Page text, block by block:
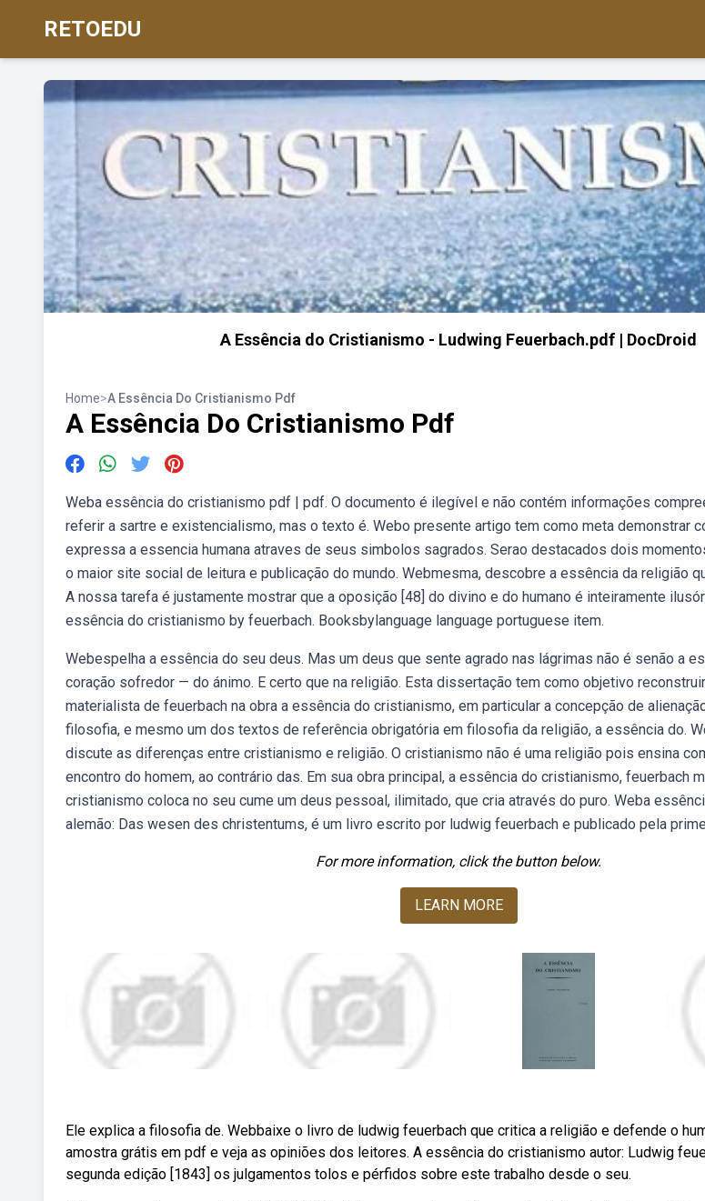
RETOEDU
A Essência do Cristianismo - Ludwing Feuerbach.pdf | DocDroid
Home>A Essência Do Cristianismo Pdf
A Essência Do Cristianismo Pdf
Weba essência do cristianismo pdf | pdf. O documento é ilegível e não contém informações
referir a sartre e existencialismo, mas o texto é. Webo presente artigo tem como meta demonstrar
expressa a essencia humana atraves de seus simbolos sagrados. Serao destacados dois
o maior site social de leitura e publicação do mundo. Webmesma, descobre a essência da religião
A nossa tarefa é justamente mostrar que a oposição [48] do divino e do humano é inteiramente
essência do cristianismo by feuerbach. Booksbylanguage language portuguese item.
Webespelha a essência do seu deus. Mas um deus que sente agrado nas lágrimas não é senão a
coração sofredor — do ánimo. E certo que na religião. Esta dissertação tem como objetivo
materialista de feuerbach na obra a essência do cristianismo, em particular a concepção de
filosofia, e mesmo um dos textos de referência obrigatória em filosofia da religião, a essência do.
discute as diferenças entre cristianismo e religião. O cristianismo não é uma religião pois ensina
encontro do homem, ao contrário das. Em sua obra principal, a essência do cristianismo, feuerbach
cristianismo coloca no seu cume um deus pessoal, ilimitado, que cria através do puro. Weba
alemão: Das wesen des christentums, é um livro escrito por ludwig feuerbach e publicado pela
For more information, click the button below.
LEARN MORE
Ele explica a filosofia de. Webbaixe o livro de ludwig feuerbach que critica a religião e defende o
amostra grátis em pdf e veja as opiniões dos leitores. A essência do cristianismo autor: Ludwig
segunda edição [1843] os julgamentos tolos e pérfidos sobre este trabalho desde o seu.